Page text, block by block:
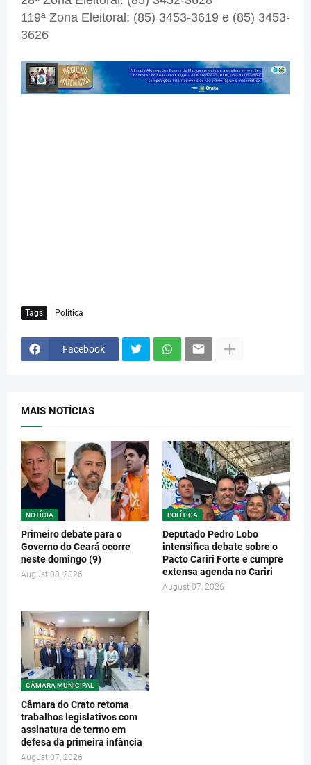
119ª Zona Eleitoral: (85) 3453-3619 e (85) 3453-
3626
Tags Política
Facebook
MAIS NOTÍCIAS
NOTÍCIA
Primeiro debate para o
Governo do Ceará ocorre
neste domingo (9)
August 08, 2026
POLÍTICA
Deputado Pedro Lobo
intensifica debate sobre o
Pacto Cariri Forte e cumpre
extensa agenda no Cariri
August 07, 2026
CÂMARA MUNICIPAL
Câmara do Crato retoma
trabalhos legislativos com
assinatura de termo em
defesa da primeira infância
August 07, 2026